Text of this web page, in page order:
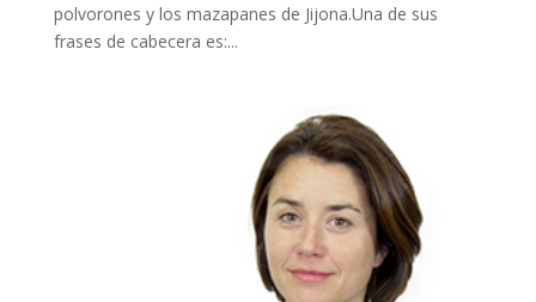
polvorones y los mazapanes de Jijona.Una de sus
frases de cabecera es:...